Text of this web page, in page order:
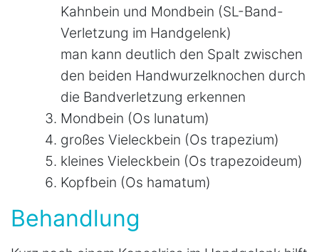
Kahnbein und Mondbein (SL-Band-
Verletzung im Handgelenk)
man kann deutlich den Spalt zwischen
den beiden Handwurzelknochen durch
die Bandverletzung erkennen
Mondbein (Os lunatum)
großes Vieleckbein (Os trapezium)
kleines Vieleckbein (Os trapezoideum)
Kopfbein (Os hamatum)
Behandlung